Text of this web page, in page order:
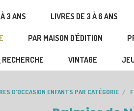
3 ANS LIVRES DE 3 À 6 ANS
PAR MAISON D'ÉDITION
RECHERCHE VINTAGE
D'OCCASION ENFANTS PAR CATÉGORIE